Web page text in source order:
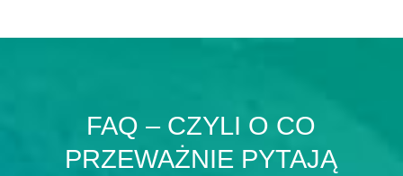
FAQ – CZYLI O CO
PRZEWAŻNIE PYTAJĄ